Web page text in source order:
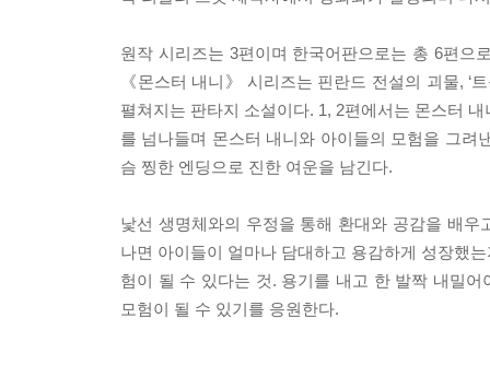
원작 시리즈는 3편이며 한국어판으로는 총 6편으
《몬스터 내니》 시리즈는 핀란드 전설의 괴물, ‘
펼쳐지는 판타지 소설이다. 1, 2편에서는 몬스터
를 넘나들며 몬스터 내니와 아이들의 모험을 그려
슴 찡한 엔딩으로 진한 여운을 남긴다.
낯선 생명체와의 우정을 통해 환대와 공감을 배
나면 아이들이 얼마나 담대하고 용감하게 성장했
험이 될 수 있다는 것. 용기를 내고 한 발짝 내밀
모험이 될 수 있기를 응원한다.